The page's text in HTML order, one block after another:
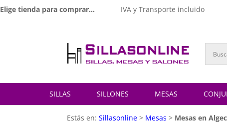
Elige tienda para comprar... IVA y Transporte incluido
SILLAS SILLONES MESAS
Estás en:Sillasonline > Mesas > Mesas en